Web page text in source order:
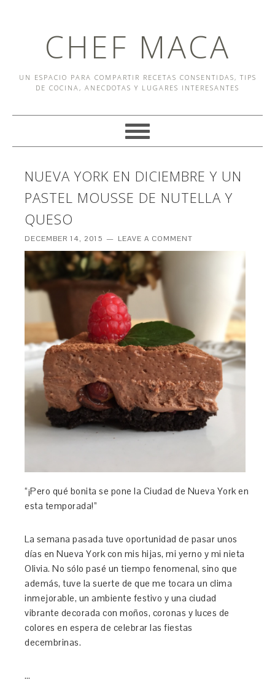
CHEF MACA
UN ESPACIO PARA COMPARTIR RECETAS CONSENTIDAS, TIPS
DE COCINA, ANECDOTAS Y LUGARES INTERESANTES
NUEVA YORK EN DICIEMBRE Y UN
PASTEL MOUSSE DE NUTELLA Y
QUESO
DECEMBER 14, 2015 LEAVE A COMMENT
“¡Pero qué bonita se pone la Ciudad de Nueva York en
esta temporada!”
La semana pasada tuve oportunidad de pasar unos
días en Nueva York con mis hijas, mi yerno y mi nieta
Olivia. No sólo pasé un tiempo fenomenal, sino que
además, tuve la suerte de que me tocara un clima
inmejorable, un ambiente festivo y una ciudad
vibrante decorada con moños, coronas y luces de
colores en espera de celebrar las fiestas
decembrinas.
…